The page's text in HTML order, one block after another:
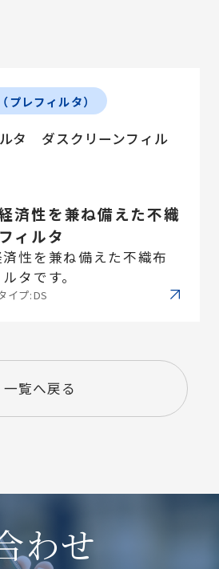
プレフィルタ）
タ ダスクリーンフィル
済性を兼ね備えた不織
ィルタ
性を兼ね備えた不織布
タです。
イプ:DS
一覧へ戻る
わせ